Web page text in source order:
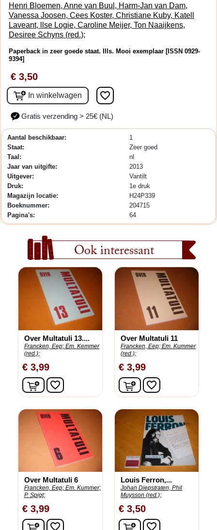
Henri Bloemen, Anne van Buul, Harm-Jan van Dam,
Vanessa Joosen, Cees Koster, Christiane Kuby, Katell
Laveant, llse Logie, Caroline Meijer, Ton Naaijkens,
Desiree Schyns (red.);
Paperback in zeer goede staat. Ills. Mooi exemplaar [ISSN 0929-
9394]
€ 3,50
In winkelwagen favorite_border
Gratis verzending > 25€ (NL)
Aantal beschikbaar:
1
Staat:
Zeer goed
Taal:
nl
Jaar van uitgifte:
2013
Uitgever:
Vantilt
Druk:
1e druk
Magazijn locatie:
H24P339
Boeknummer:
204715
Pagina's:
64
Ook interessant
Over Multatuli 13....
Francken, Eep; Em. Kemmer
(red.);
€ 3,99
In winkelwagen
favorite_border
Over Multatuli 11
Francken, Eep; Em. Kummer
(red.);
€ 3,99
In winkelwagen
favorite_border
Over Multatuli 6
Francken, Eep; Em. Kummer;
P. Spigt;
€ 3,99
In winkelwagen
favorite_border
Louis Ferron,...
Johan Diepstraten, Phil
Muysson (red.);
€ 3,50
In winkelwagen
favorite_border